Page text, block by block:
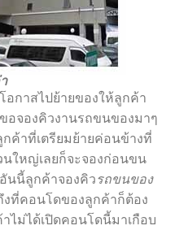
สไปย้ายของให้ลูกค้า
จองคิวงานรถขนของมาๆ
กค้าที่เตรียมย้ายค่อนข้างที่
นใหญ่เลยก็จะจองก่อนขน
นนี้ลูกค้าจองคิวรถขนของ
งที่คอนโดของลูกค้าก็ต้อง
ไม่ได้เปิดคอนโดนี้มาเกือบ